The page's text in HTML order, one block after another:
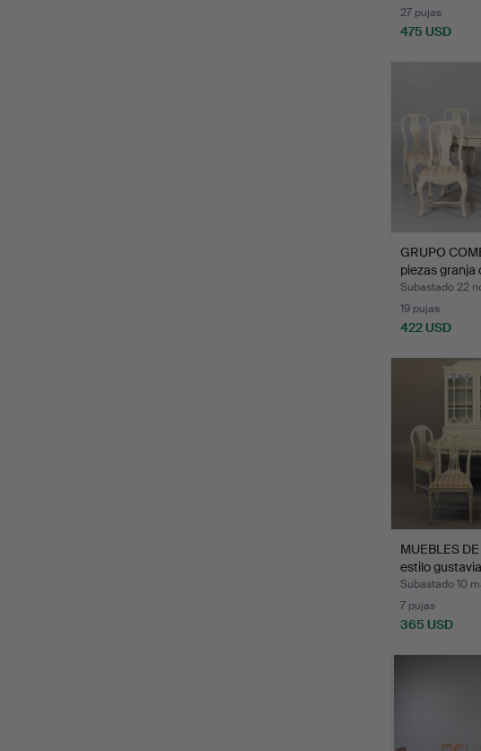
27 pujas
475 USD
GRUPO
piezas granja
Subastado 22
19 pujas
422 USD
MUEBLES
estilo
Subastado 10
7 pujas
365 USD